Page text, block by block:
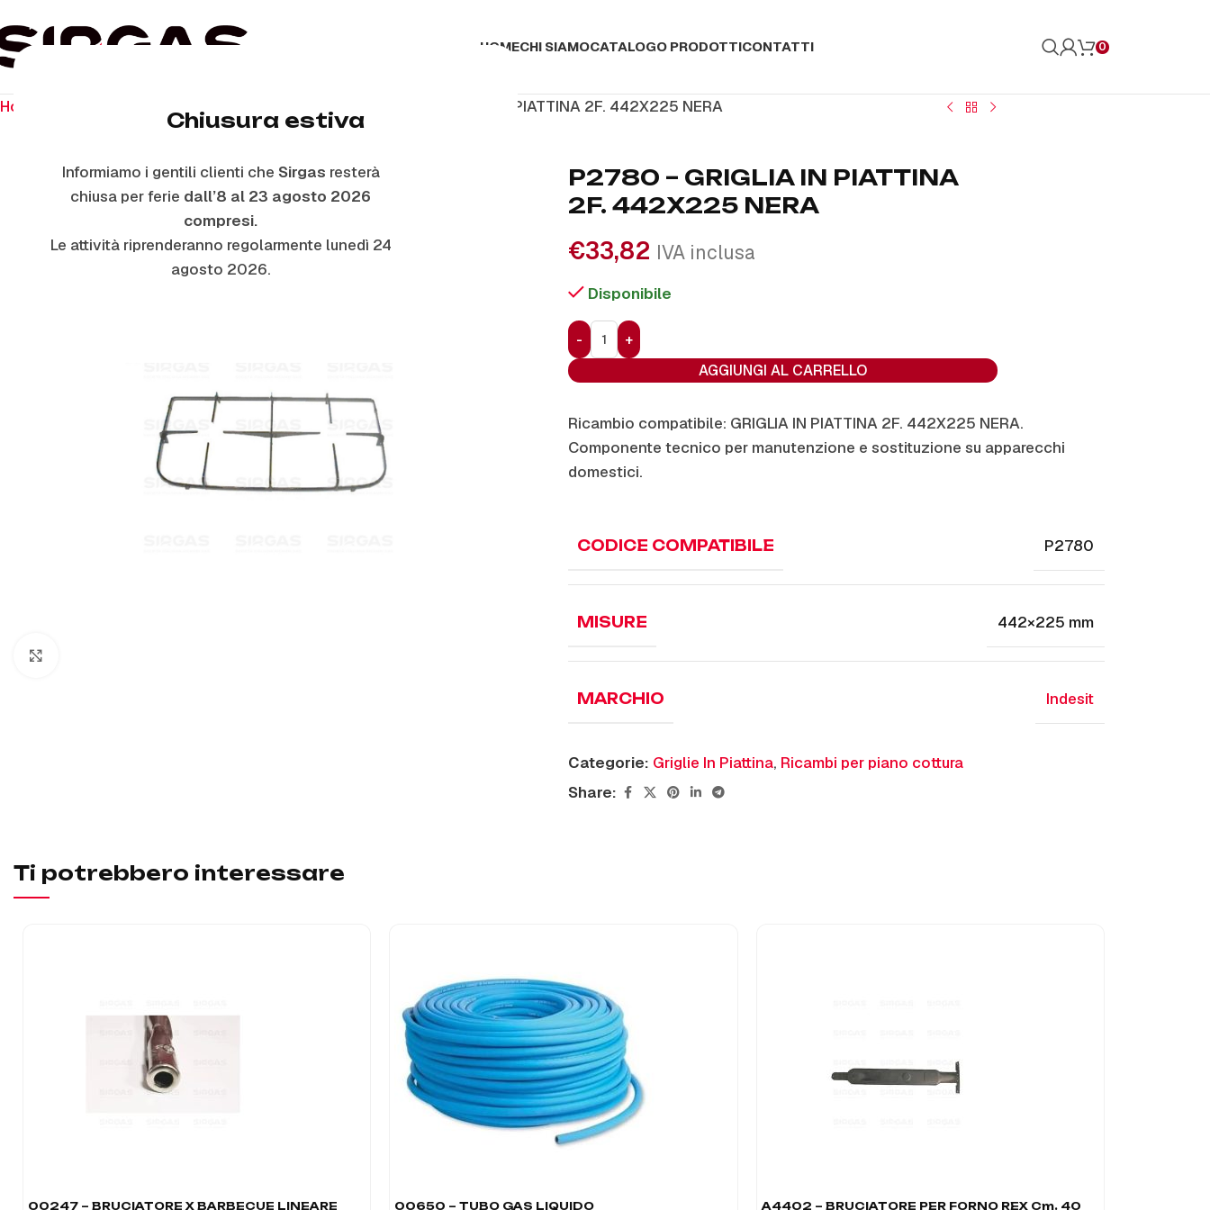
Chiusura estiva
Informiamo i gentili clienti che Sirgas resterà
chiusa per ferie dall’8 al 23 agosto 2026
compresi.
Le attività riprenderanno regolarmente lunedì 24
agosto 2026.
HOMECHI SIAMOCATALOGO PRODOTTICONTATTI 0
Home P2780 – GRIGLIA IN PIATTINA 2F. 442X225 NERA
P2780 – GRIGLIA IN PIATTINA
2F. 442X225 NERA
€33,82 IVA inclusa
Disponibile
AGGIUNGI AL CARRELLO
Ricambio compatibile: GRIGLIA IN PIATTINA 2F. 442X225 NERA.
Componente tecnico per manutenzione e sostituzione su apparecchi
domestici.
CODICE COMPATIBILE P2780
MISURE 442×225 mm
MARCHIO Indesit
Categorie: Griglie In Piattina, Ricambi per piano cottura
Share:
Ti potrebbero interessare
00247 – BRUCIATORE X BARBECUE LINEARE
00650 – TUBO GAS LIQUIDO A4402 – BRUCIATORE PER FORNO REX Cm. 40